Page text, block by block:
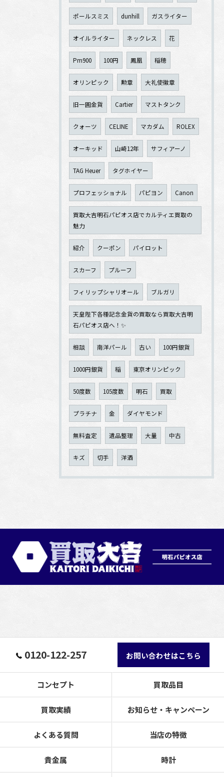
ポールスミス dunhill ガスライター
オイルライター ネックレス 花
Pm900 100円 鳳凰 稲穂
オリンピック 勲章 大礼使徽章
旧一圓金貨 Cartier マストタンク
クォーツ CELINE マカダム ROLEX
オーキッド 山崎12年 サフィアーノ
TAG Heuer タグホイヤー
プロフェッショナル パピヨン Canon
買取大吉明石パピオス店でカルティエ買取の
魅力
紹介 クーポン パイロット
スカーフ プルーフ
フィリップシャリオール ブルガリ
天皇陛下各種記念金貨の買取なら買取大吉明
石パピオス店へ！✨
相談 南洋パール 古い 100円銀貨
1000円銀貨 稲 東京オリンピック
50度数 105度数 明石 買取
プラチナ 金 ダイヤモンド
無料査定 遺品整理 大量 中古
キズ 切手 洋酒
0120-122-257 お問い合わせはこちら
コンセプト 買取品目
買取実績 お知らせ・キャンペーン
よくある質問 当店の特徴
貴金属 時計